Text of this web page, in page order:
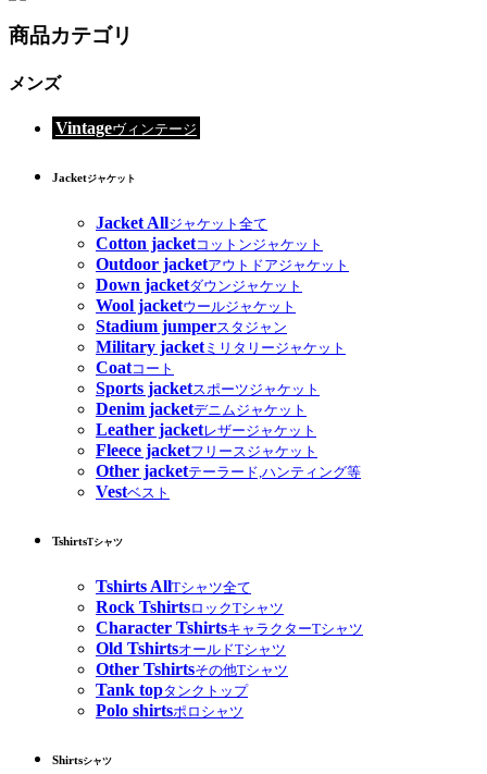
商品カテゴリ
メンズ
Vintageヴィンテージ
Jacketジャケット
Jacket Allジャケット全て
Cotton jacketコットンジャケット
Outdoor jacketアウトドアジャケット
Down jacketダウンジャケット
Wool jacketウールジャケット
Stadium jumperスタジャン
Military jacketミリタリージャケット
Coatコート
Sports jacketスポーツジャケット
Denim jacketデニムジャケット
Leather jacketレザージャケット
Fleece jacketフリースジャケット
Other jacketテーラード,ハンティング等
Vestベスト
TshirtsTシャツ
Tshirts AllTシャツ全て
Rock TshirtsロックTシャツ
Character TshirtsキャラクターTシャツ
Old TshirtsオールドTシャツ
Other Tshirtsその他Tシャツ
Tank topタンクトップ
Polo shirtsポロシャツ
Shirtsシャツ